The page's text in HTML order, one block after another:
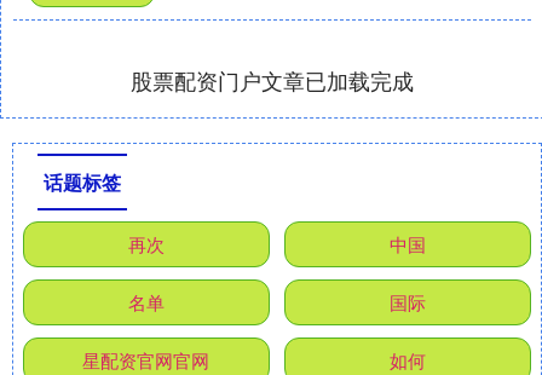
股票配资门户文章已加载完成
话题标签
再次 中国
名单 国际
星配资官网官网 如何